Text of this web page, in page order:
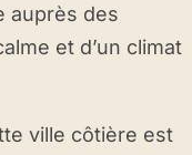
auprès des
et d’un climat
ville côtière est